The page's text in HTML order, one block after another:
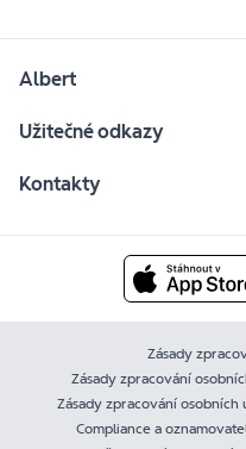
Albert
Užitečné odkazy
Kontakty
Zásady
Zásady zpracování
Zásady zpracování osobních
Compliance a